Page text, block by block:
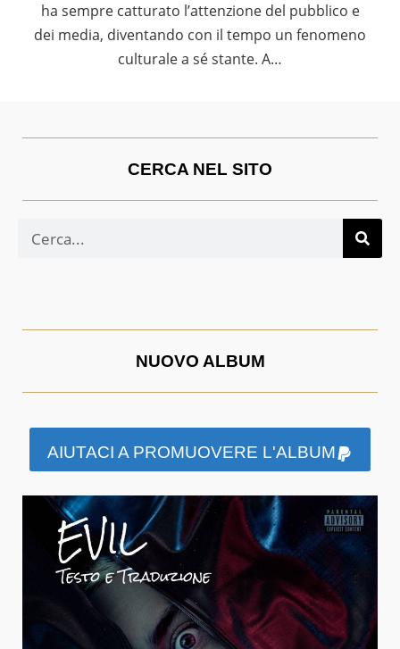
ha sempre catturato l’attenzione del pubblico e
dei media, diventando con il tempo un fenomeno
culturale a sé stante. A…
CERCA NEL SITO
NUOVO ALBUM
AIUTACI A PROMUOVERE L'ALBUM